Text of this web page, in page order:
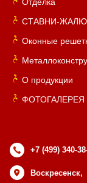
СТАВНИ-
Оконные
О продукции
ФОТОГАЛЕРЕЯ
+7 (499) 340-
Воскресенск,